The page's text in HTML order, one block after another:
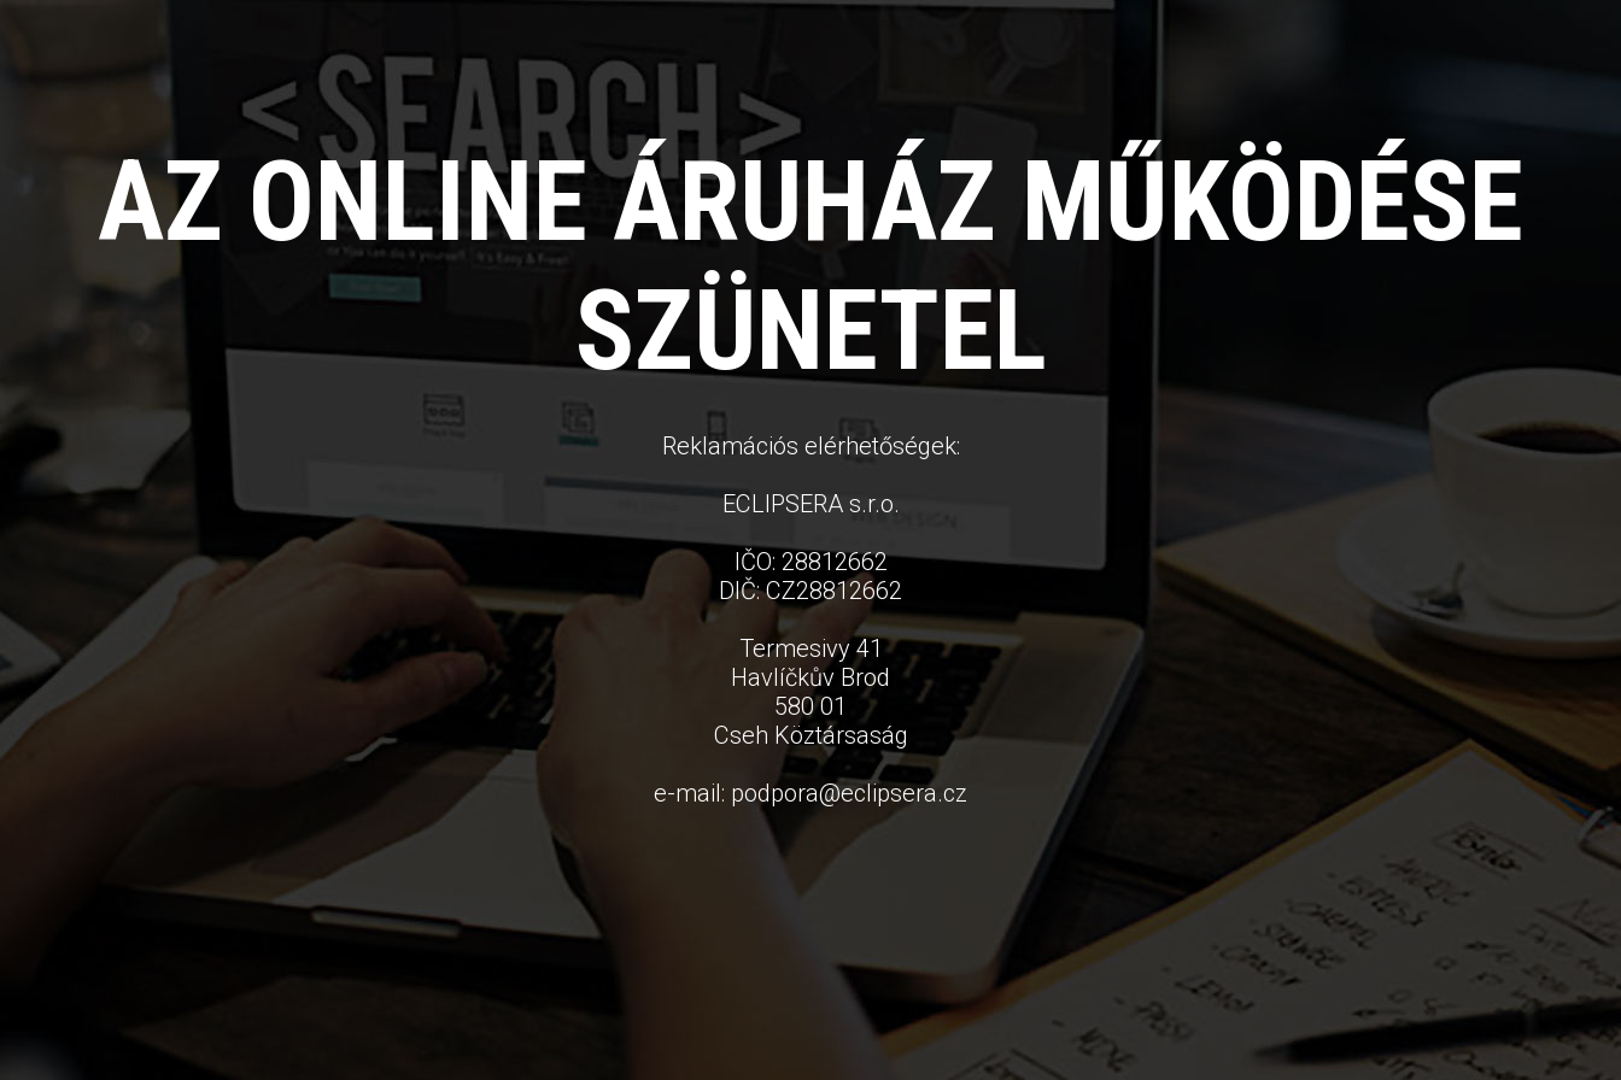
AZ ONLINE ÁRUHÁZ MŰKÖDÉSE
SZÜNETEL
Reklamációs elérhetőségek:
ECLIPSERA s.r.o.
IČO: 28812662
DIČ: CZ28812662
Termesivy 41
Havlíčkův Brod
580 01
Cseh Köztársaság
e-mail: podpora@eclipsera.cz